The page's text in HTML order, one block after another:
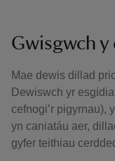
Gwisgwch
Mae dewis dillad
Dewiswch yr
cefnogi’r pigyrnau),
yn caniatáu aer,
gyfer teithiau